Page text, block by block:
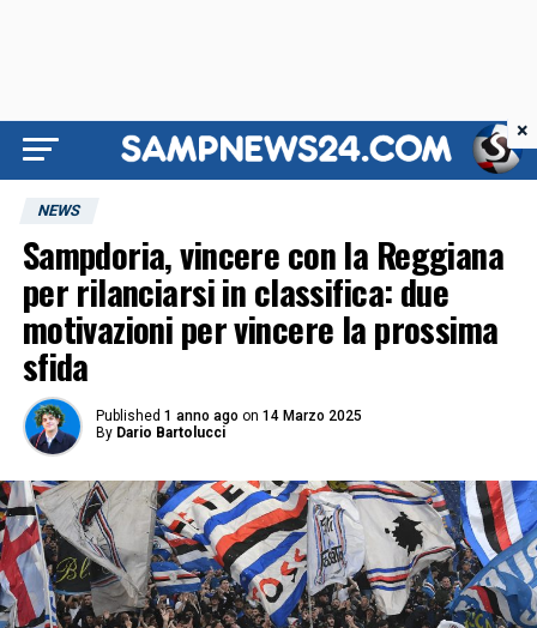
NEWS
Sampdoria, vincere con la Reggiana
per rilanciarsi in classifica: due
motivazioni per vincere la prossima
sfida
Published 1 anno ago on 14 Marzo 2025
By Dario Bartolucci
×